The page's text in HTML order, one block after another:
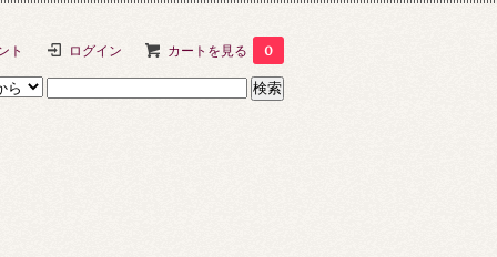
ト ログイン カートを見る 0